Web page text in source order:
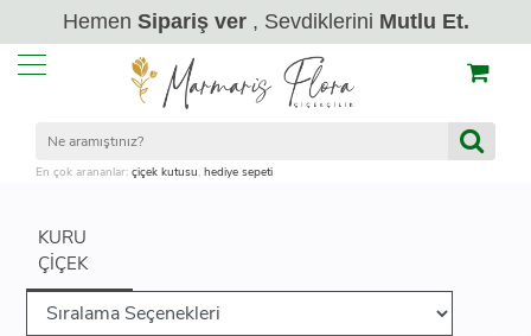
Hemen Sipariş ver, Sevdiklerini Mutlu Et.
En çok arananlar: çiçek kutusu, hediye sepeti
KURU
ÇIÇEK